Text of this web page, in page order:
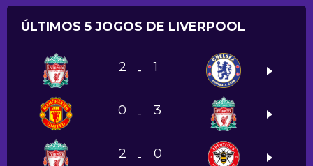
ÚLTIMOS 5 JOGOS DE LIVERPOOL
2 - 1
0 - 3
2 - 0